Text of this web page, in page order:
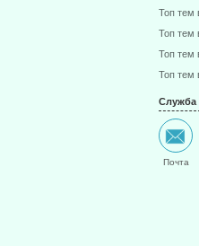
Топ тем
Топ
Топ тем
Топ тем
Служба
Почта